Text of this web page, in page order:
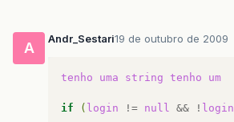
A
Andr_Sestari19 de outubro de 2009
tenho uma string tenho um
if ( login != null && ! login